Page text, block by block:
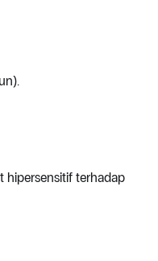
hipersensitif terhadap